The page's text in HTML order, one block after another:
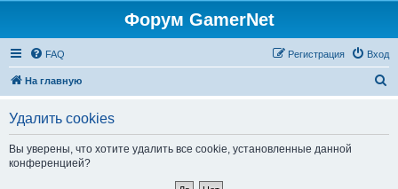
Форум GamerNet
FAQ Вход
Регистрация
На главную
Удалить cookies
Вы уверены, что хотите удалить все cookie, установленные данной
конференцией?